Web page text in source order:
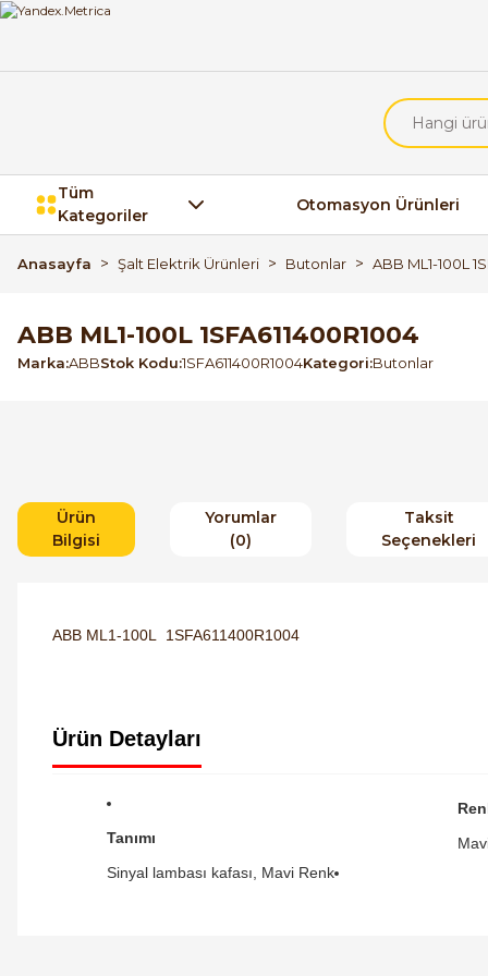
Tüm
Kategoriler
Otomasyon Ürünleri
Anasayfa Şalt Elektrik Ürünleri Butonlar ABB ML1-100L
ABB ML1-100L 1SFA611400R1004
Marka ABBStok Kodu 1SFA611400R1004Kategori Butonlar
Ürün
Bilgisi
Yorumlar
(0)
Taksit
Seçenekleri
ABB ML1-100L 1SFA611400R1004
Ürün Detayları
Tanımı
Sinyal lambası kafası, Mavi Renk